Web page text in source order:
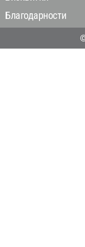
Благодарности